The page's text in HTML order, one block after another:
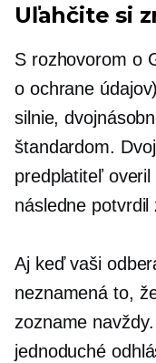
Uľahčite si
S rozhovorom o
o ochrane
silnie,
štandardom.
predplatiteľ
následne
Aj keď vaši
neznamená to,
zozname
jednoduché